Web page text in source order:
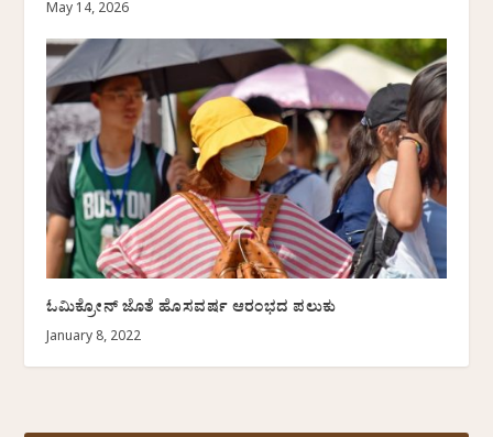
May 14, 2026
ಓಮಿಕ್ರೋನ್ ಜೊತೆ ಹೊಸವರ್ಷ ಆರಂಭದ ಪಲುಕು
January 8, 2022